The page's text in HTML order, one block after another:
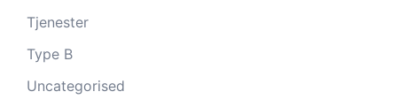
Tjenester
Type B
Uncategorised